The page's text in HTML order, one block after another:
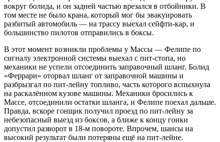
вокруг болида, и он задней частью врезался в отбойники. В
том месте не было крана, который мог бы эвакуировать
разбитый автомобиль — на трассу выехал сейфти-кар, и
большинство пилотов отправились в боксы.
В этот момент возникли проблемы у Массы — Фелипе по
сигналу электронной системы выехал с пит-стопа, но
механики не успели отсоединить заправочный шланг. Болид
«Феррари» оторвал шланг от заправочной машины и
разбрызгал по пит-лейну топливо, часть которого вспыхнула
на раскалённом кузове машины. Механики бросились к
Массе, отсоединили остатки шланга, и Фелипе поехал дальше.
Правда, вскоре гонщик получил проезд по пит-лейну за
небезопасный выезд из боксов, а ближе к концу гонки
допустил разворот в 18-м повороте. Впрочем, шансы на
высокий результат были потеряны ещё на пит-лейне.